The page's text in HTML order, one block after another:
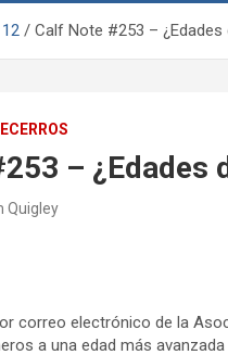
12 Calf Note #253 –
– ¿Edades
Quigley
correo electrónico de la
a una edad más